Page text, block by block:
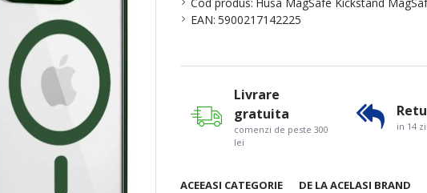
EAN: 5900217142225
ACEEASI CATEGORIE DE LA ACELASI BRAND
Livrare
gratuita
comenzi de peste 300
lei
in 14